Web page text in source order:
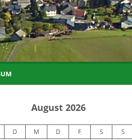
August 2026
D M D F S S